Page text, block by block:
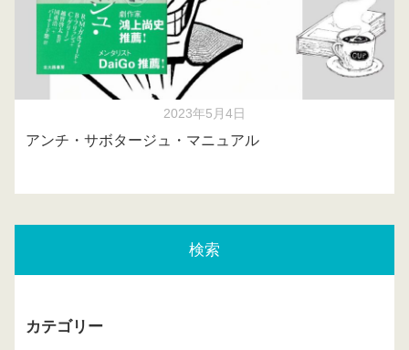
2023年5月4日
アンチ・サボタージュ・マニュアル
検索
カテゴリー